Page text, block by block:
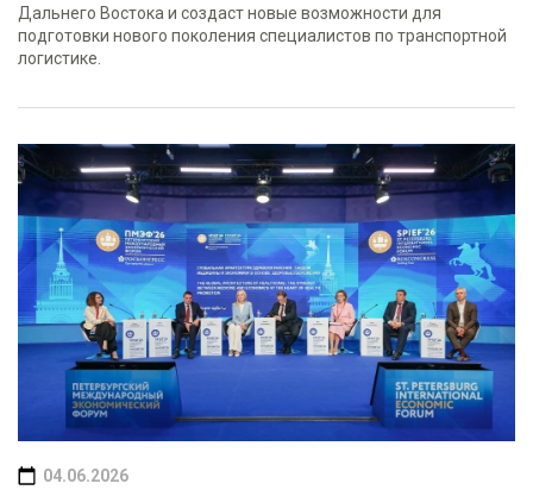
Дальнего Востока и создаст новые возможности для
подготовки нового поколения специалистов по транспортной
логистике.
04.06.2026